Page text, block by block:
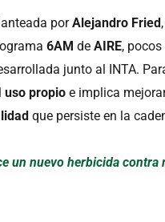
porAlejandro Fried
6AM deAIRE,
junto al INTA.
uso propio e implica
que persiste en la
un nuevo herbicida contra